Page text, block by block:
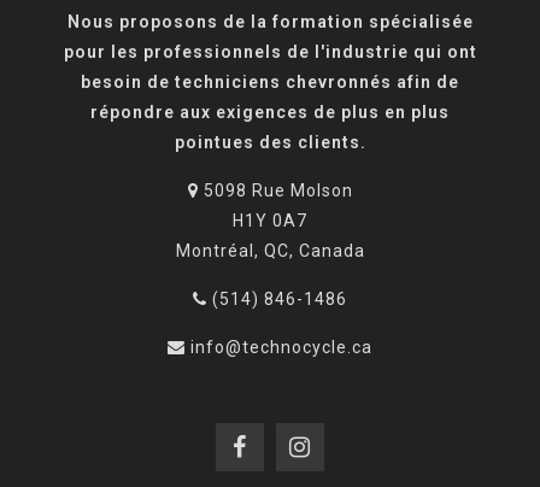
Nous proposons de la formation spécialisée
pour les professionnels de l'industrie qui ont
besoin de techniciens chevronnés afin de
répondre aux exigences de plus en plus
pointues des clients.
5098 Rue Molson
H1Y 0A7
Montréal, QC, Canada
(514) 846-1486
info@technocycle.ca